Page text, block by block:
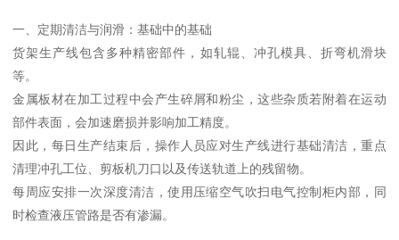
一、定期清洁与润滑：基础中的基础
货架生产线包含多种精密部件，如轧辊、冲孔模具、折弯机滑块
等。
金属板材在加工过程中会产生碎屑和粉尘，这些杂质若附着在运动
部件表面，会加速磨损并影响加工精度。
因此，每日生产结束后，操作人员应对生产线进行基础清洁，重点
清理冲孔工位、剪板机刀口以及传送轨道上的残留物。
每周应安排一次深度清洁，使用压缩空气吹扫电气控制柜内部，同
时检查液压管路是否有渗漏。